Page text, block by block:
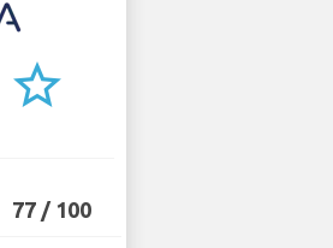
star_border
77 / 100